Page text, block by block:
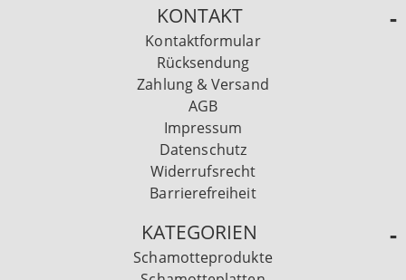
KONTAKT
Kontaktformular
Rücksendung
Zahlung & Versand
AGB
Impressum
Datenschutz
Widerrufsrecht
Barrierefreiheit
KATEGORIEN
Schamotteprodukte